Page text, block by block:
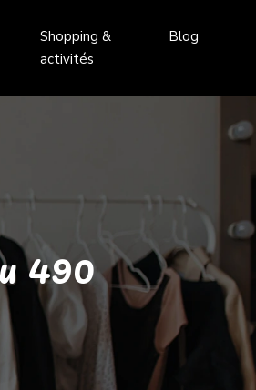
Shopping &
activités
Blog
490